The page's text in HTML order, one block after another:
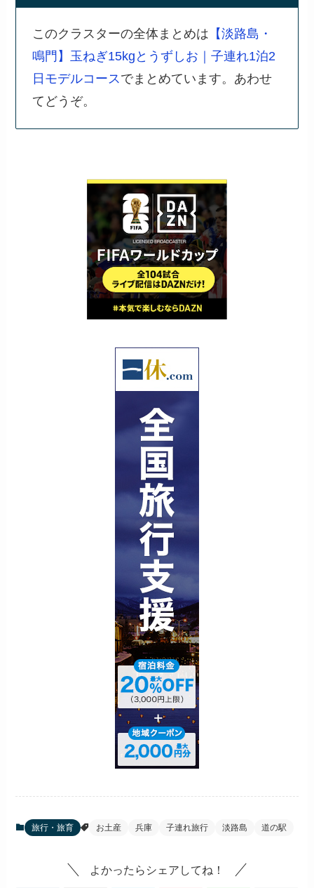
このクラスターの全体まとめは 【淡路島・
鳴門】玉ねぎ15kgとうずしお｜子連れ1泊2
日モデルコースでまとめています。あわせ
てどうぞ。
旅行・旅育 お土産 兵庫 子連れ旅行 淡路島 道の駅
よかったらシェアしてね！